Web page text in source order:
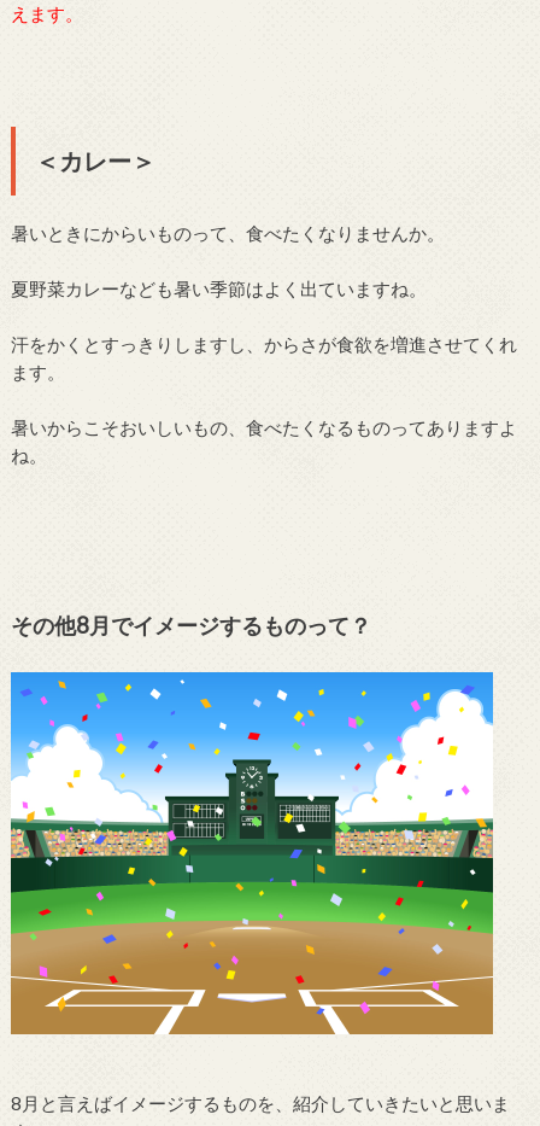
えます。
＜カレー＞
暑いときにからいものって、食べたくなりませんか。
夏野菜カレーなども暑い季節はよく出ていますね。
汗をかくとすっきりしますし、からさが食欲を増進させてくれ
ます。
暑いからこそおいしいもの、食べたくなるものってありますよ
ね。
その他8月でイメージするものって？
8月と言えばイメージするものを、紹介していきたいと思いま